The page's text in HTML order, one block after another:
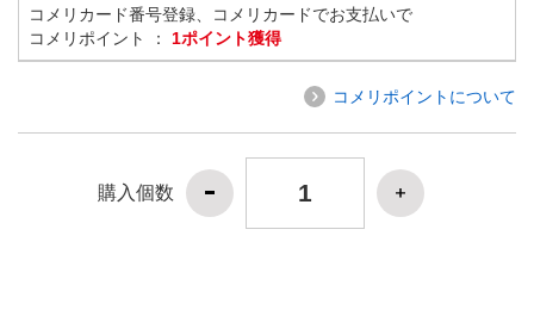
コメリカード番号登録、コメリカードでお支払いで
コメリポイント ： 1ポイント獲得
コメリポイントについて
購入個数